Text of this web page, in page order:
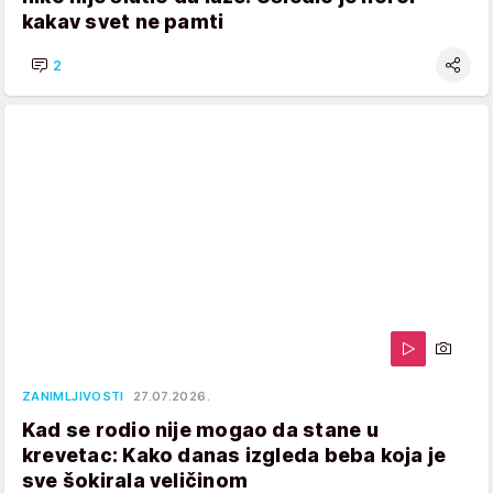
kakav svet ne pamti
2
ZANIMLJIVOSTI 27.07.2026.
Kad se rodio nije mogao da stane u
krevetac: Kako danas izgleda beba koja je
sve šokirala veličinom